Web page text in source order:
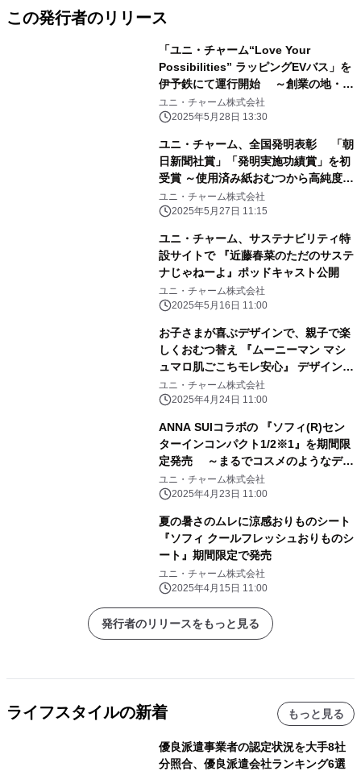
この発行者のリリース
「ユニ・チャーム“Love Your
Possibilities” ラッピングEVバス」を
伊予鉄にて運行開始 ～創業の地・愛
媛県から、共生社会と持続可能な未来
の実現へ～
ユニ・チャーム株式会社
2025年5月28日 13:30
ユニ・チャーム、全国発明表彰 「朝
日新聞社賞」「発明実施功績賞」を初
受賞 ～使用済み紙おむつから高純度パ
ルプを再生する 技術の発明(特許第
6290475号)～
ユニ・チャーム株式会社
2025年5月27日 11:15
ユニ・チャーム、サステナビリティ特
設サイトで 『近藤春菜のただのサステ
ナじゃねーよ』ポッドキャスト公開
ユニ・チャーム株式会社
2025年5月16日 11:00
お子さまが喜ぶデザインで、親子で楽
しくおむつ替え 『ムーニーマン マシ
ュマロ肌ごこちモレ安心』 デザイン企
画 期間限定発売
ユニ・チャーム株式会社
2025年4月24日 11:00
ANNA SUIコラボの 『ソフィ(R)セン
ターインコンパクト1/2※1』を期間限
定発売 ～まるでコスメのようなデザ
インのパッケージが4年ぶりに登場～
ユニ・チャーム株式会社
2025年4月23日 11:00
夏の暑さのムレに涼感おりものシート
『ソフィ クールフレッシュおりものシ
ート』期間限定で発売
ユニ・チャーム株式会社
2025年4月15日 11:00
発行者のリリースをもっと見る
ライフスタイルの新着 もっと見る
優良派遣事業者の認定状況を大手8社
分照合、優良派遣会社ランキング6選